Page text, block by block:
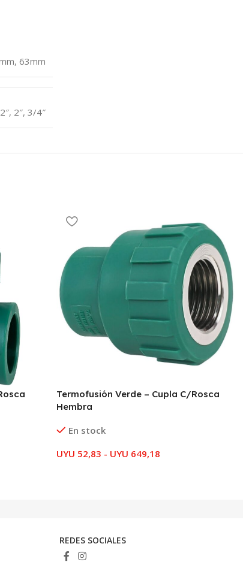
, 63mm
, 2″, 3/4″
Termofusión Verde – Cupla C/Rosca
Hembra
En stock
UYU 52,83 - UYU 649,18
REDES SOCIALES